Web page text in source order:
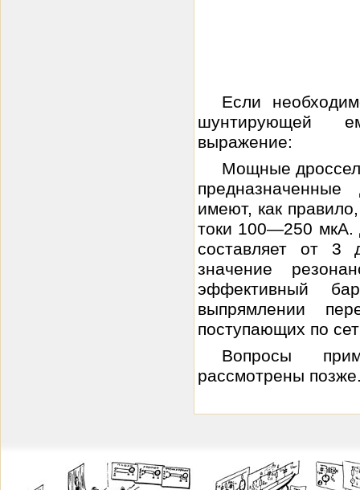
Если
шунтирующей
выражение:
Мощные
имеют, как
токи 100—250 мкА.
составляет от 3
значение
эффективный
выпрямлении
поступающих по
Вопросы
рассмотрены